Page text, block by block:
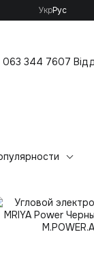
УкрРус
063 344 7607